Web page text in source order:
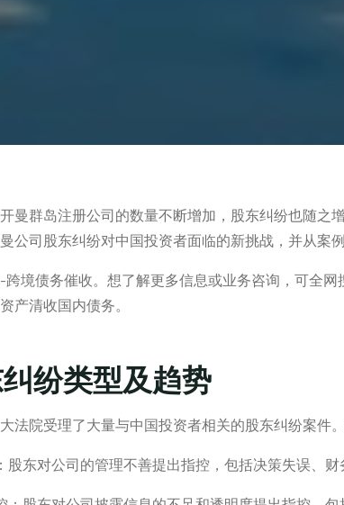
曼群岛注册公司的数量不断增加，股东纠纷也随
公司股东纠纷对中国投资者面临的新挑战，并从案
境债务催收。想了解更多信息或业务咨询，可全
产清收国内债务。
纷类型及趋势
法院受理了大量与中国投资者相关的股东纠纷案件
东对公司的管理不善提出指控，包括决策失误、财